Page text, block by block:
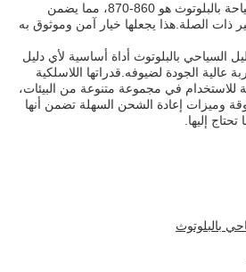
نطاق التردد لنظام دليل السياحة بالبلوتوث هو 860-870، مما يضمن
ذات الصلة.هذا يجعلها خيار آمن وموثوق به
السياحي بالبلوتوث أداة أساسية لأي دليل
الجودة لضيوفه.قدراتها اللاسلكية
للاستخدام في مجموعة متنوعة من البيئات،
وميزات إعادة الشحن السهلة تضمن أنها
إليها.
بالبلوتوث